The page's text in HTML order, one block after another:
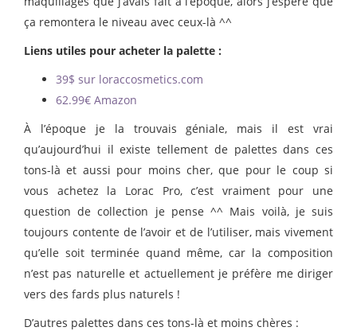
ça remontera le niveau avec ceux-là ^^
Liens utiles pour acheter la palette :
39$ sur loraccosmetics.com
62.99€ Amazon
À l’époque je la trouvais géniale, mais il est vrai
qu’aujourd’hui il existe tellement de palettes dans ces
tons-là et aussi pour moins cher, que pour le coup si
vous achetez la Lorac Pro, c’est vraiment pour une
question de collection je pense ^^ Mais voilà, je suis
toujours contente de l’avoir et de l’utiliser, mais vivement
qu’elle soit terminée quand même, car la composition
n’est pas naturelle et actuellement je préfère me diriger
vers des fards plus naturels !
D’autres palettes dans ces tons-là et moins chères :